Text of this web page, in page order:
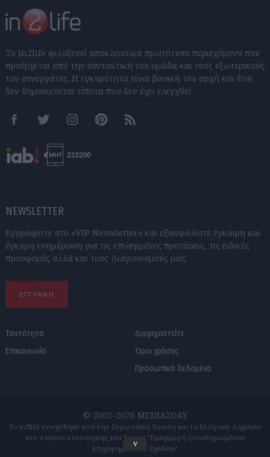
Το In2life φιλοξενεί αποκλειστικά πρωτότυπο περιεχόμενο που
προέρχεται από την συντακτική του ομάδα και τους εξωτερικούς
του συνεργάτες. Η εγκυρότητα είναι βασική του αρχή και έτσι
δεν δημοσιεύεται τίποτα που δεν έχει ελεγχθεί.
FacebookTwitter InstagramPinterestRSS feeds
NEWSLETTER
Εγγραφείτε στο «VIP Newsletter» και εξασφαλίστε έγκαιρη και
έγκυρη ενημέρωση για τις επιλεγμένες προτάσεις, τις ειδικές
προσφορές αλλά και τους Διαγωνισμούς μας.
ΕΓΓΡΑΦΗ
Ταυτότητα
Επικοινωνία
Διαφημιστείτε
Όροι χρήσης
Προσωπικά δεδομένα
© 2002-2026 MEDIA2DAY
Το in2life ενισχύθηκε από την Ευρωπαϊκή Ένωση και το Ελληνικό Δημόσιο
στο πλαίσιο υλοποίησης του Έργου "Εφαρμογή Ολοκληρωμένου
Επιχειρηματικού Σχεδίου"
v